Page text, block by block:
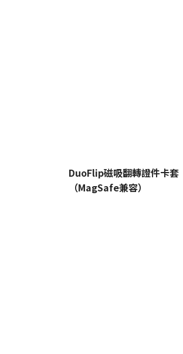
DuoFlip磁吸翻轉證件卡套
（MagSafe兼容）